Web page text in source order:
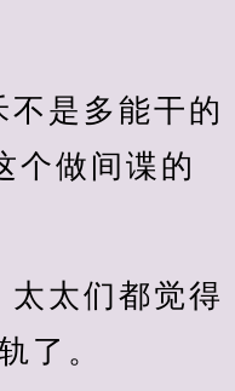
是多能干的
个做间谍的
太们都觉得
了。